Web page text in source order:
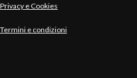
Privacy e Cookies
Termini e condizioni